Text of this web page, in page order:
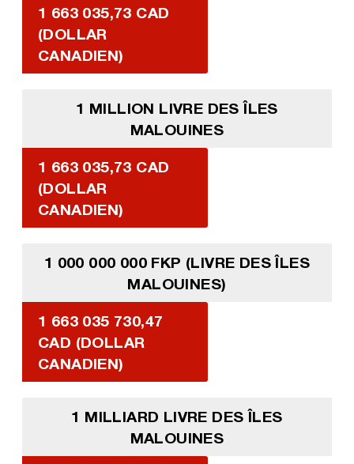
1 663 035,73 CAD
(DOLLAR
CANADIEN)
1 MILLION LIVRE DES ÎLES
MALOUINES
1 663 035,73 CAD
(DOLLAR
CANADIEN)
1 000 000 000 FKP (LIVRE DES ÎLES
MALOUINES)
1 663 035 730,47
CAD (DOLLAR
CANADIEN)
1 MILLIARD LIVRE DES ÎLES
MALOUINES